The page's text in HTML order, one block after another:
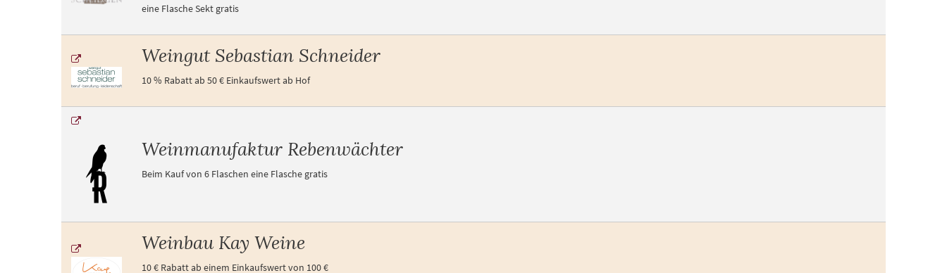
eine Flasche Sekt gratis
Weingut Sebastian Schneider
10 % Rabatt ab 50 € Einkaufswert ab Hof
Weinmanufaktur Rebenwächter
Beim Kauf von 6 Flaschen eine Flasche gratis
Weinbau Kay Weine
10 € Rabatt ab einem Einkaufswert von 100 €